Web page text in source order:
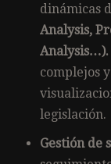
dinámicas
Analysis,
Analysis…).
complejos
legislación.
Gestión de